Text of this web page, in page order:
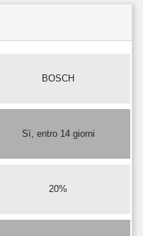
BOSCH
Sì, entro 14 giorni
20%